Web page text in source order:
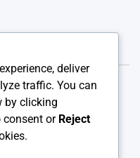
Masuk Daftar
deliver
traffic. You can
by clicking
consent or Reject